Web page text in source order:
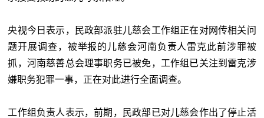
央视今日表示，民政部派驻儿慈会工作组正在对网传相关问
题开展调查，被举报的儿慈会河南负责人雷克此前涉罪被
抓，河南慈善总会理事职务已被免，工作组已关注到雷克涉
嫌职务犯罪一事，正在对此进行全面调查。
工作组负责人表示，前期，民政部已对儿慈会作出了停止活